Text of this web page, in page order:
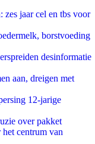
zes jaar cel en tbs voor
borstvoeding
desinformatie
aan, dreigen met
12-jarige
over pakket
centrum van